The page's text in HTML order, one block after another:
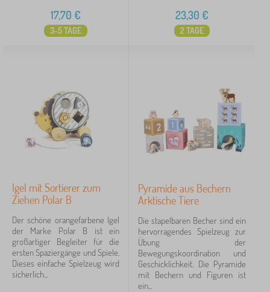
17,70 €
3-5 TAGE
23,30 €
2 TAGE
Igel mit Sortierer zum
Ziehen Polar B
Der schöne orangefarbene Igel
der Marke Polar B ist ein
großartiger Begleiter für die
ersten Spaziergänge und Spiele.
Dieses einfache Spielzeug wird
sicherlich...
Pyramide aus Bechern
Arktische Tiere
Die stapelbaren Becher sind ein
hervorragendes Spielzeug zur
Übung der
Bewegungskoordination und
Geschicklichkeit. Die Pyramide
mit Bechern und Figuren ist
ein...